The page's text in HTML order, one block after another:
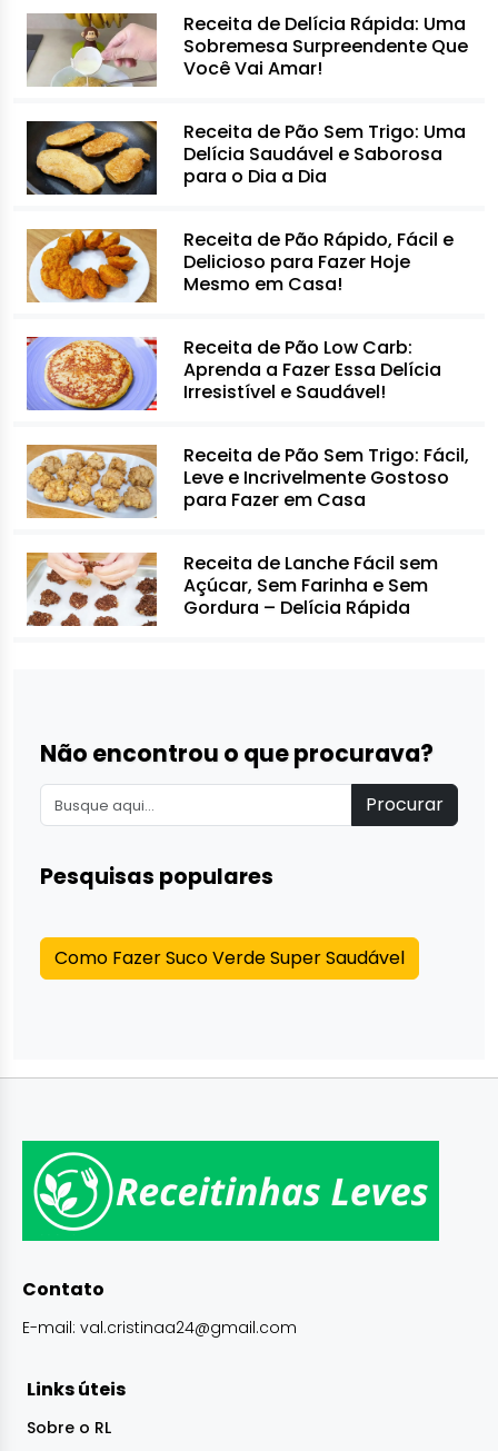
Receita de Delícia Rápida: Uma
Sobremesa Surpreendente Que
Você Vai Amar!
Receita de Pão Sem Trigo: Uma
Delícia Saudável e Saborosa
para o Dia a Dia
Receita de Pão Rápido, Fácil e
Delicioso para Fazer Hoje
Mesmo em Casa!
Receita de Pão Low Carb:
Aprenda a Fazer Essa Delícia
Irresistível e Saudável!
Receita de Pão Sem Trigo: Fácil,
Leve e Incrivelmente Gostoso
para Fazer em Casa
Receita de Lanche Fácil sem
Açúcar, Sem Farinha e Sem
Gordura – Delícia Rápida
Não encontrou o que procurava?
Procurar
Pesquisas populares
Como Fazer Suco Verde Super Saudável
Contato
E-mail: val.cristinaa24@gmail.com
Links úteis
Sobre o RL